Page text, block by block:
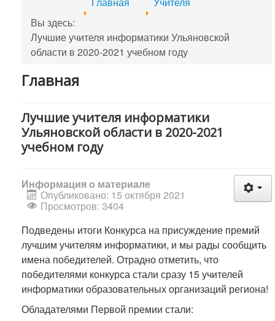
Вы здесь:
Лучшие учителя информатики Ульяновской
области в 2020-2021 учебном году
Главная
Лучшие учителя информатики
Ульяновской области в 2020-2021
учебном году
Информация о материале
Опубликовано: 15 октября 2021
Просмотров: 3404
Подведены итоги Конкурса на присуждение премий
лучшим учителям информатики, и мы рады сообщить
имена победителей. Отрадно отметить, что
победителями конкурса стали сразу 15 учителей
информатики образовательных организаций региона!
Обладателями Первой премии стали: